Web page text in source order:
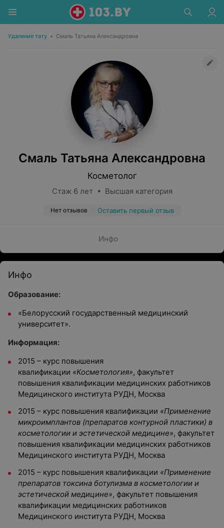
Удаление тату • Смаль Татьяна Александровна
Смаль Татьяна Александровна
Косметолог
Стаж 6 лет • Высшая категория
Нет отзывов Оставить первый отзыв
Инфо
Инфо
Образование:
«Белорусский государственный медицинский
университет».
Информация:
2015 – курс повышения
квалификации «Косметология», факультет
повышения квалификации медицинских работников
Медицинского института РУДН, Москва
2015 – курс повышения квалификации «Применение
микроимплантов (препаратов контурной пластики) в
косметологии и эстетической медицине», факультет
повышения квалификации медицинских работников
Медицинского института РУДН, Москва
2015 – курс повышения квалификации «Применение
препаратов токсина ботулизма в косметологии и
эстетической медицине», факультет повышения
квалификации медицинских работников
Медицинского института РУДН, Москва